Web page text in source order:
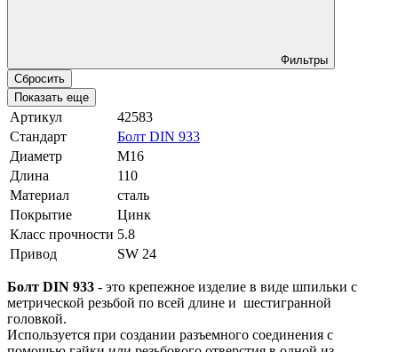
Фильтры
Сбросить
Показать еще
Артикул
42583
Стандарт
Болт DIN 933
Диаметр
М16
Длина
110
Материал
сталь
Покрытие
Цинк
Класс прочности 5.8
Привод
SW 24
Болт DIN 933 - это крепежное изделие в виде шпильки с
метрической резьбой по всей длине и шестигранной
головкой.
Используется при создании разъемного соединения с